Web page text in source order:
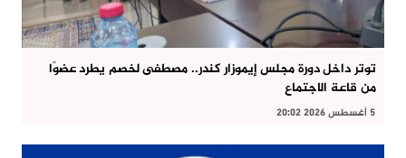
توتر داخل دورة مجلس إيموزار كندر.. مصطفى لخصم يطرد عضوًا
من قاعة الاجتماع
5 أغسطس 2026 20:02